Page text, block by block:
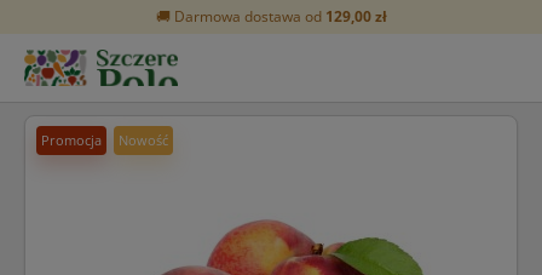
🚚 Darmowa dostawa od 129,00 zł
Promocja Nowość